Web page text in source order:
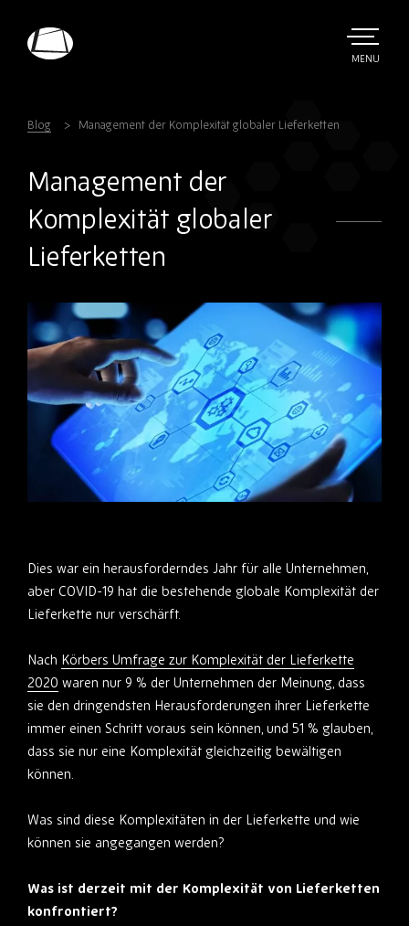
TOGGLE
MENU
Blog Management der Komplexität globaler Lieferketten
Management der
Komplexität globaler
Lieferketten
Dies war ein herausforderndes Jahr für alle Unternehmen,
aber COVID-19 hat die bestehende globale Komplexität der
Lieferkette nur verschärft.
Nach Körbers Umfrage zur Komplexität der Lieferkette
2020 waren nur 9 % der Unternehmen der Meinung, dass
sie den dringendsten Herausforderungen ihrer Lieferkette
immer einen Schritt voraus sein können, und 51 % glauben,
dass sie nur eine Komplexität gleichzeitig bewältigen
können.
Was sind diese Komplexitäten in der Lieferkette und wie
können sie angegangen werden?
Was ist derzeit mit der Komplexität von Lieferketten
konfrontiert?